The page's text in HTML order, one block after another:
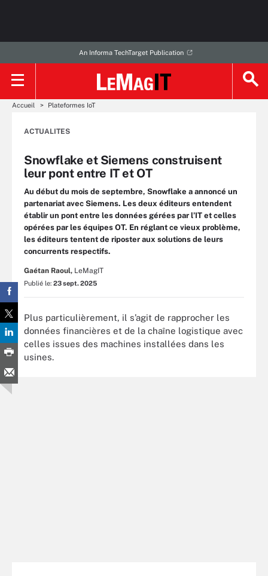
An Informa TechTarget Publication
Accueil Plateformes IoT
ACTUALITES
Snowflake et Siemens construisent
leur pont entre IT et OT
Au début du mois de septembre, Snowflake a annoncé un
partenariat avec Siemens. Les deux éditeurs entendent
établir un pont entre les données gérées par l’IT et celles
opérées par les équipes OT. En réglant ce vieux problème,
les éditeurs tentent de riposter aux solutions de leurs
concurrents respectifs.
Gaétan Raoul, LeMagIT
Publié le: 23 sept. 2025
Plus particulièrement, il s’agit de rapprocher les
données financières et de la chaîne logistique avec
celles issues des machines installées dans les
usines.